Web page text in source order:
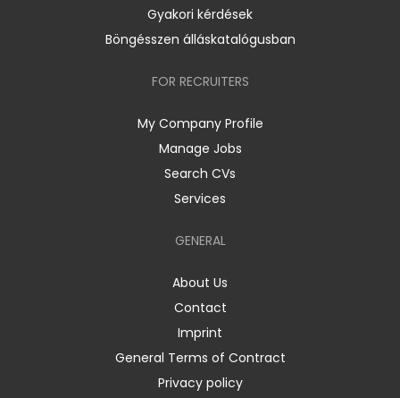
Gyakori kérdések
Böngésszen álláskatalógusban
FOR RECRUITERS
My Company Profile
Manage Jobs
Search CVs
Services
GENERAL
About Us
Contact
Imprint
General Terms of Contract
Privacy policy